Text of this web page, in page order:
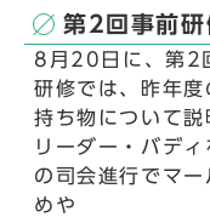
第2回事前研
8月20日に、第2
研修では、昨年
持ち物について説
リーダー・バデ
の司会進行でマ
めや